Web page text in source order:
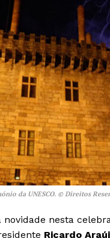
da UNESCO. © Direitos
novidade nesta
Ricardo